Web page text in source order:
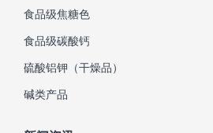
食品级焦糖色
食品级碳酸钙
硫酸铝钾（干燥品）
碱类产品